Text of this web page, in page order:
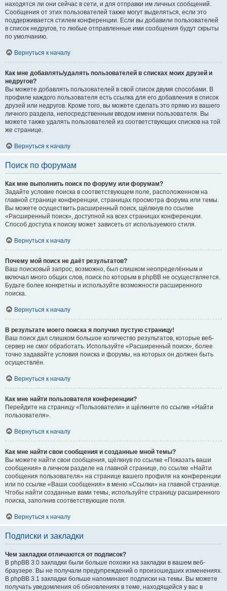
находятся ли они сейчас в сети, и для отправки им личных сообщений.
Сообщения от этих пользователей также могут выделяться, если это
поддерживается стилем конференции. Если вы добавили пользователей
в список недругов, то любые отправленные ими сообщения будут скрыты
по умолчанию.
Вернуться к началу
Как мне добавлять/удалять пользователей в списках моих друзей и
недругов?
Вы можете добавлять пользователей в свой список двумя способами. В
профиле каждого пользователя есть ссылка для его добавления в список
друзей или недругов. Кроме того, вы можете сделать это прямо из вашего
личного раздела, непосредственным вводом имени пользователя. Вы
можете также удалять пользователей из соответствующих списков на той
же странице.
Вернуться к началу
Поиск по форумам
Как мне выполнить поиск по форуму или форумам?
Задайте условие поиска в соответствующем поле, расположенном на
главной странице конференции, страницах просмотра форума или темы.
Вы можете осуществить расширенный поиск, щёлкнув по ссылке
«Расширенный поиск», доступной на всех страницах конференции.
Способ доступа к поиску может зависеть от используемого стиля.
Вернуться к началу
Почему мой поиск не даёт результатов?
Ваш поисковый запрос, возможно, был слишком неопределённым и
включал много общих слов, поиск по которым в phpBB не осуществляется.
Будьте более конкретны и используйте возможности расширенного
поиска.
Вернуться к началу
В результате моего поиска я получил пустую страницу!
Ваш поиск дал слишком большое количество результатов, которые веб-
сервер не смог обработать. Используйте «Расширенный поиск», более
точно задавайте условия поиска и форумы, на которых он должен быть
осуществлён.
Вернуться к началу
Как мне найти пользователя конференции?
Перейдите на страницу «Пользователи» и щёлкните по ссылке «Найти
пользователя».
Вернуться к началу
Как мне найти свои сообщения и созданные мной темы?
Вы можете найти свои сообщения, щёлкнув по ссылке «Показать ваши
сообщения» в личном разделе на главной странице, по ссылке «Найти
сообщения пользователя» на странице вашего профиля на конференции
или по ссылке «Ваши сообщения» в меню «Ссылки» на главной странице.
Чтобы найти созданные вами темы, используйте страницу расширенного
поиска, заполнив соответствующие поля.
Вернуться к началу
Подписки и закладки
Чем закладки отличаются от подписок?
В phpBB 3.0 закладки были больше похожи на закладки в вашем веб-
браузере. Вы не получали предупреждений о произошедших изменениях.
В phpBB 3.1 закладки больше напоминают подписки на темы. Вы можете
получать уведомления об обновлениях в теме, находящейся у вас в